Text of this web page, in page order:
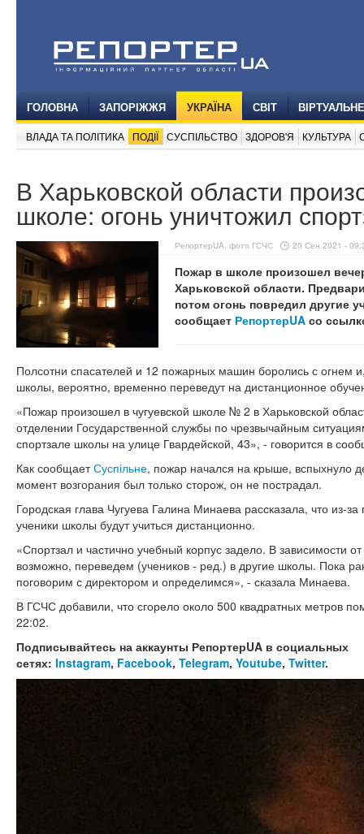
ГОЛОВНА ЗАПОРІЖЖЯ УКРАЇНА СВІТ
ВЛАДА ТА ПОЛІТИКА ПОДІЇ СУСПІЛЬСТВО ЗДОРОВ'Я КУЛЬТУРА
В Харьковской области
школе: огонь уничтожил
РепортерUA, фото ГСЧС 20 Сен 2021 -
Пожар в школе произошел
Харьковской области.
потом огонь повредил другие
сообщает РепортерUA со
Полсотни спасателей и 12 пожарных машин боролись с огнем
школы, вероятно, временно переведут на дистанционное
«Пожар произошел в чугуевской школе № 2 в Харьковской
отделении Государственной службы по чрезвычайным
спортзале школы на улице Гвардейской, 43», - говорится в
Как сообщаетСуспільне, пожар начался на крыше, вспыхнуло
момент возгорания был только сторож, он не пострадал.
Городская глава Чугуева Галина Минаева рассказала, что из-
ученики школы будут учиться дистанционно.
«Спортзал и частично учебный корпус задело. В зависимости
возможно, переведем (учеников - ред.) в другие школы. Пока
поговорим с директором и определимся», - сказала Минаева.
В ГСЧС добавили, что сгорело около 500 квадратных метров
22:02.
Подписывайтесь на аккаунты РепортерUA в социальных
сетях: Instagram, Facebook, Telegram, Youtube, Twitter.